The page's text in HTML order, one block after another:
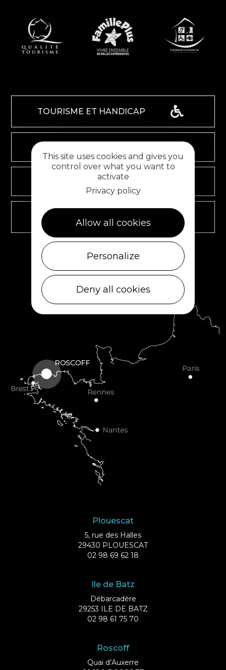
TOURISME ET HANDICAP
ESPACE GROUPES
ESPACE PRESSE
RETROUVEZ-NOUS SUR
Plouescat
5, rue des Halles
29430 PLOUESCAT
02 98 69 62 18
Ile de Batz
Débarcadère
29253 ILE DE BATZ
02 98 61 75 70
Roscoff
Quai d’Auxerre
This site uses cookies and gives you
control over what you want to
activate
Privacy policy
Allow all cookies
Personalize
Deny all cookies